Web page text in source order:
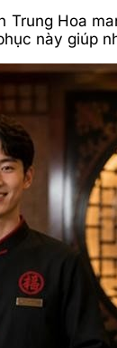
Trung Hoa
này giúp